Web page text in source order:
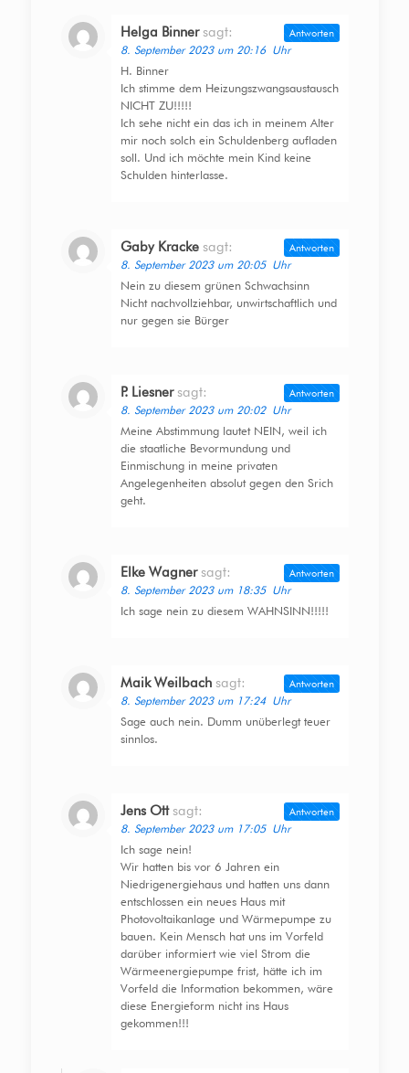
Helga Binner sagt:
8. September 2023 um 20:16 Uhr
H. Binner
Ich stimme dem Heizungszwangsaustausch
NICHT ZU!!!!!
Ich sehe nicht ein das ich in meinem Alter
mir noch solch ein Schuldenberg aufladen
soll. Und ich möchte mein Kind keine
Schulden hinterlasse.
Antworten
Gaby Kracke sagt:
8. September 2023 um 20:05 Uhr
Nein zu diesem grünen Schwachsinn
Nicht nachvollziehbar, unwirtschaftlich und
nur gegen sie Bürger
Antworten
P. Liesner sagt:
8. September 2023 um 20:02 Uhr
Meine Abstimmung lautet NEIN, weil ich
die staatliche Bevormundung und
Einmischung in meine privaten
Angelegenheiten absolut gegen den Srich
geht.
Antworten
Elke Wagner sagt:
8. September 2023 um 18:35 Uhr
Ich sage nein zu diesem WAHNSINN!!!!!
Antworten
Maik Weilbach sagt:
8. September 2023 um 17:24 Uhr
Sage auch nein. Dumm unüberlegt teuer
sinnlos.
Antworten
Jens Ott sagt:
8. September 2023 um 17:05 Uhr
Ich sage nein!
Wir hatten bis vor 6 Jahren ein
Niedrigenergiehaus und hatten uns dann
entschlossen ein neues Haus mit
Photovoltaikanlage und Wärmepumpe zu
bauen. Kein Mensch hat uns im Vorfeld
darüber informiert wie viel Strom die
Wärmeenergiepumpe frist, hätte ich im
Vorfeld die Information bekommen, wäre
diese Energieform nicht ins Haus
gekommen!!!
Antworten